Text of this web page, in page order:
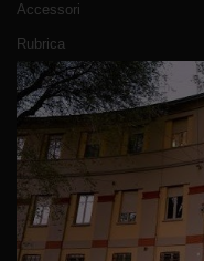
Accessori
Rubrica